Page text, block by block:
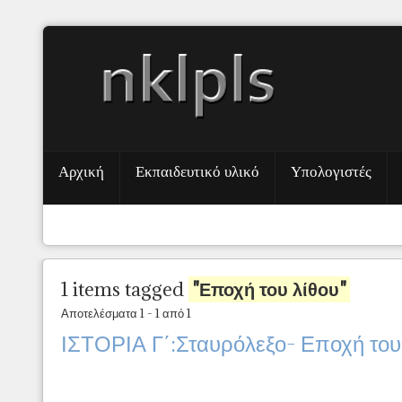
Αρχική Εκπαιδευτικό υλικό Υπολογιστές
1 items tagged "Εποχή του λίθου"
Αποτελέσματα 1 - 1 από 1
ΙΣΤΟΡΙΑ Γ΄:Σταυρόλεξο- Εποχή